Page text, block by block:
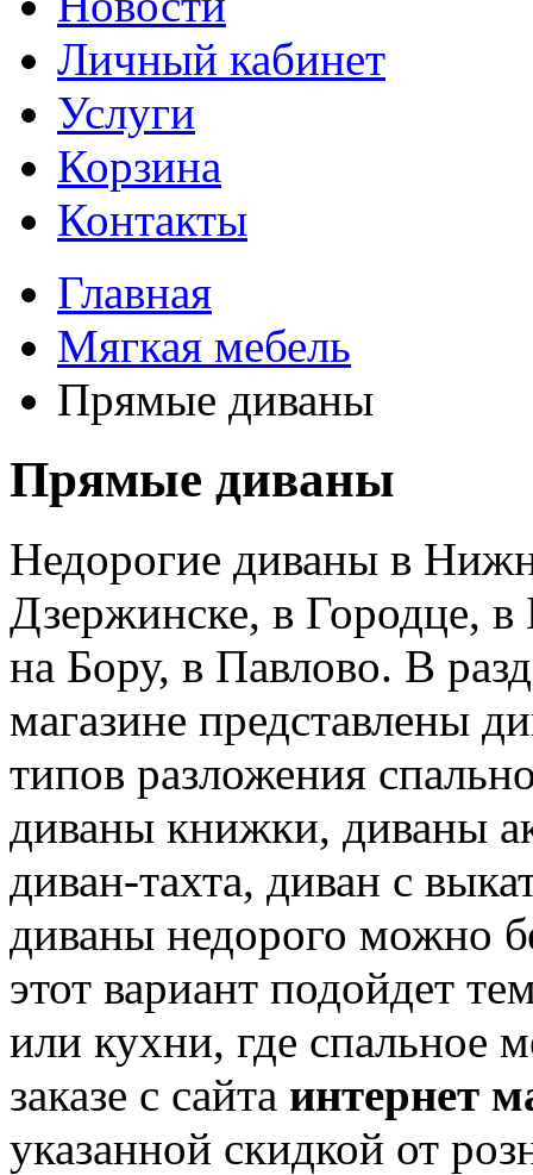
Личный кабинет
Услуги
Корзина
Контакты
Главная
Мягкая мебель
Прямые диваны
Прямые диваны
Недорогие диваны в
Дзержинске, в Городце, в
на Бору, в Павлово. В
магазине представлены
типов разложения
диваны книжки, диваны
диван-тахта, диван с
диваны недорого можно
этот вариант подойдет
или кухни, где спальное
заказе с сайта интернет
указанной скидкой от